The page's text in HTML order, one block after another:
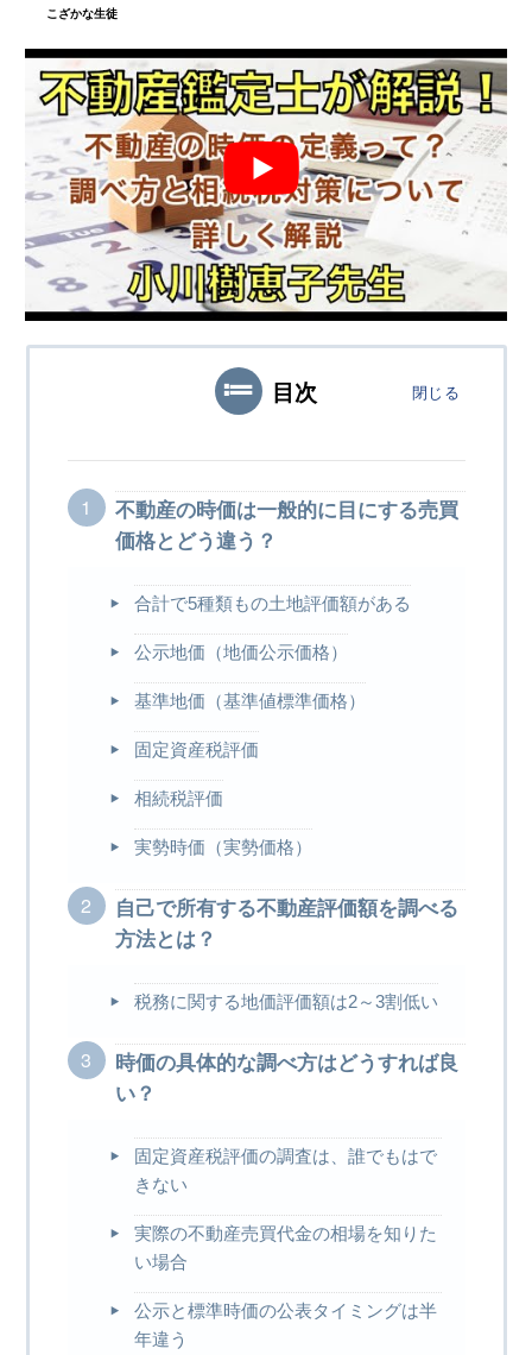
こざかな生徒
目次 閉じる
不動産の時価は一般的に目にする売買
価格とどう違う？
合計で5種類もの土地評価額がある
公示地価（地価公示価格）
基準地価（基準値標準価格）
固定資産税評価
相続税評価
実勢時価（実勢価格）
自己で所有する不動産評価額を調べる
方法とは？
税務に関する地価評価額は2～3割低い
時価の具体的な調べ方はどうすれば良
い？
固定資産税評価の調査は、誰でもはで
きない
実際の不動産売買代金の相場を知りた
い場合
公示と標準時価の公表タイミングは半
年違う